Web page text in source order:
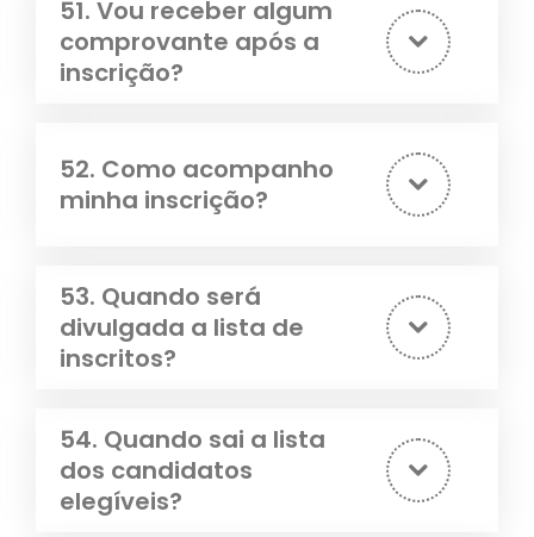
51. Vou receber algum
comprovante após a
inscrição?
52. Como acompanho
minha inscrição?
53. Quando será
divulgada a lista de
inscritos?
54. Quando sai a lista
dos candidatos
elegíveis?